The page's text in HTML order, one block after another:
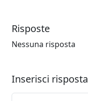
Risposte
Nessuna risposta
Inserisci risposta